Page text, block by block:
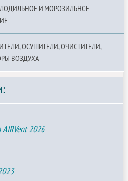
И МОРОЗИЛЬНОЕ
ОСУШИТЕЛИ, ОЧИСТИТЕЛИ,
ВОЗДУХА
AIRVent 2026